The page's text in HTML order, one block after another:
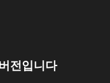
전입니다